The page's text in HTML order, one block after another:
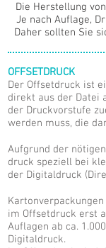
Die Herstellung
Je nach Auflage,
Daher sollten Sie
OFFSETDRUCK
Der Offsetdruck ist
direkt aus der Datei
der Druckvorstufe
werden muss, die
Aufgrund der
druck speziell bei
der Digitaldruck
im Offsetdruck erst
Auflagen ab ca.
Digitaldruck.